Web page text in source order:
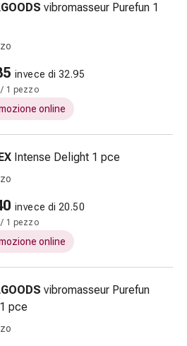
vibromasseur Purefun 1
invece di 32.95
1 pezzo
online
Intense Delight 1 pce
invece di 20.50
1 pezzo
online
vibromasseur Purefun
pce